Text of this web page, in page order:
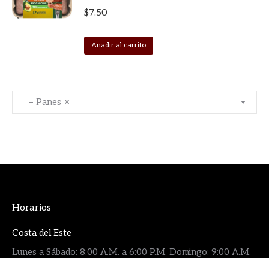
$7.50
Añadir al carrito
×
– Panes
Horarios
Costa del Este
Lunes a Sábado: 8:00 A.M. a 6:00 P.M. Domingo: 9:00 A.M.